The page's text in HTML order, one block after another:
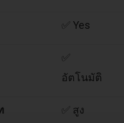
✅ Yes
✅
อัตโนมัติ
✅ สูง